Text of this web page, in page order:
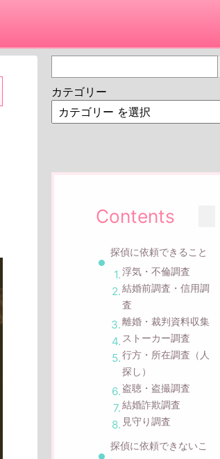
カテゴリー
Contents
探偵に依頼できること
浮気・不倫調査
結婚前調査・信用調
査
離婚・裁判資料収集
ストーカー調査
行方・所在調査（人
探し）
盗聴・盗撮調査
結婚詐欺調査
見守り調査
探偵に依頼できないこ